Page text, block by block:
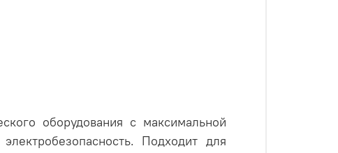
оборудования с максимальной
Подходит для